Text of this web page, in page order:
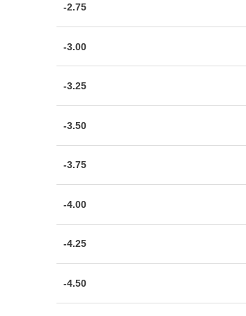
-2.75
-3.00
-3.25
-3.50
-3.75
-4.00
-4.25
-4.50